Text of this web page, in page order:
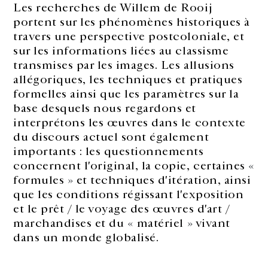
Les recherches de Willem de Rooij
portent sur les phénomènes historiques à
travers une perspective postcoloniale, et
sur les informations liées au classisme
transmises par les images. Les allusions
allégoriques, les techniques et pratiques
formelles ainsi que les paramètres sur la
base desquels nous regardons et
interprétons les œuvres dans le contexte
du discours actuel sont également
importants : les questionnements
concernent l'original, la copie, certaines «
formules » et techniques d'itération, ainsi
que les conditions régissant l'exposition
et le prêt / le voyage des œuvres d'art /
marchandises et du « matériel » vivant
dans un monde globalisé.